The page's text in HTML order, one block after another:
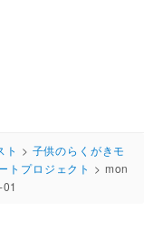
ト > 子供のらくがきモ
トプロジェクト > mon